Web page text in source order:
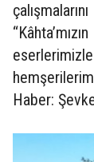
eserlerimizle
Haber: